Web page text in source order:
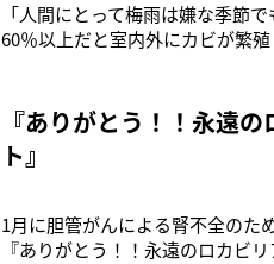
「人間にとって梅雨は嫌な季節
60％以上だと室内外にカビが繁
ジメジメしたこの時期、カビを
起こされる病気を8つ教えてくれ
『ありがとう！！永遠
ト』
1月に胆管がんによる腎不全のた
『ありがとう！！永遠のロカビ